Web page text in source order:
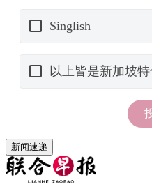
新闻速递